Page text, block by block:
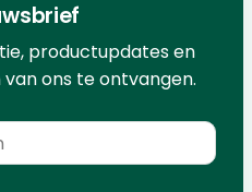
productupdates en
ons te ontvangen.